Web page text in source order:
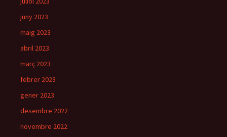
juny 2023
maig 2023
abril 2023
març 2023
febrer 2023
gener 2023
desembre 2022
novembre 2022